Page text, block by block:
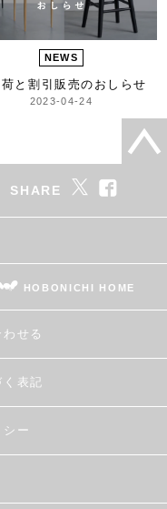
NEWS
と割引販売のおしらせ
2023-04-24
SHARE
HOBONICHI HOME
せる
表記
ー